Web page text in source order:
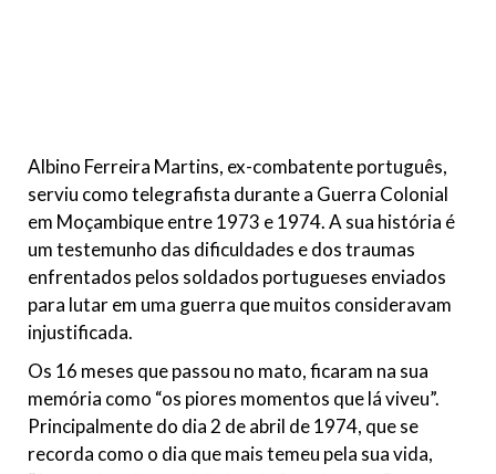
Albino Ferreira Martins, ex-combatente português,
serviu como telegrafista durante a Guerra Colonial
em Moçambique entre 1973 e 1974. A sua história é
um testemunho das dificuldades e dos traumas
enfrentados pelos soldados portugueses enviados
para lutar em uma guerra que muitos consideravam
injustificada.
Os 16 meses que passou no mato, ficaram na sua
memória como “os piores momentos que lá viveu”.
Principalmente do dia 2 de abril de 1974, que se
recorda como o dia que mais temeu pela sua vida,